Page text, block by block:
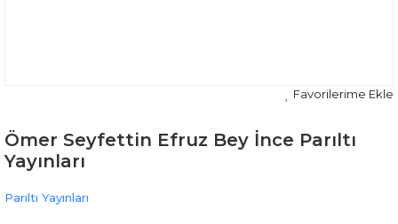
Ömer Seyfettin Efruz Bey İnce Parıltı
Yayınları
Parıltı Yayınları